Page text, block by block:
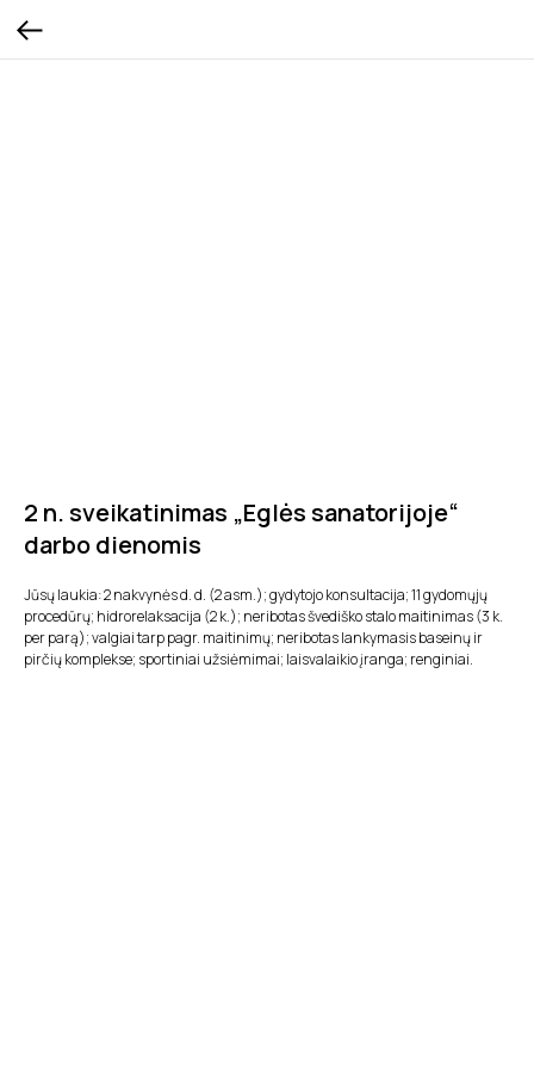
2 n. sveikatinimas „Eglės sanatorijoje“
darbo dienomis
Jūsų laukia: 2 nakvynės d. d. (2 asm.); gydytojo konsultacija; 11 gydomųjų
procedūrų; hidrorelaksacija (2 k.); neribotas švediško stalo maitinimas (3 k.
per parą); valgiai tarp pagr. maitinimų; neribotas lankymasis baseinų ir
pirčių komplekse; sportiniai užsiėmimai; laisvalaikio įranga; renginiai.